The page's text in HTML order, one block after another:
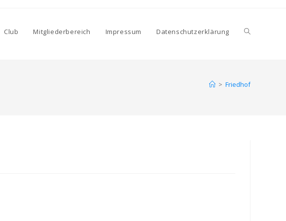
Club Mitgliederbereich Impressum Datenschutzerklärung Website-
> Friedhof